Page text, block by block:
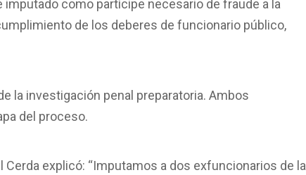
imputado como partícipe necesario de fraude a la
de los deberes de funcionario público,
la investigación penal preparatoria. Ambos
del proceso.
Cerda explicó: “Imputamos a dos exfuncionarios de la